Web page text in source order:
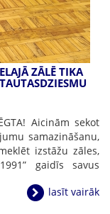
ZĀLĒ TIKA
Aicinām sekot
samazināšanu,
izstāžu zāles,
gaidīs savus
lasīt vairāk